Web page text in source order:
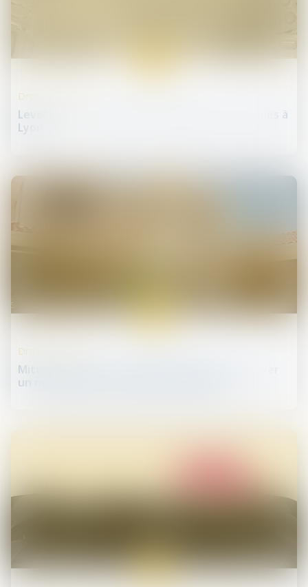
Levothyrox : ouverture d'un procès hors normes à
Lyon
Droit de la santé
Mitoyenneté : chacun des voisins peut surélever
un mur mitoyen de sa propre initiative
Droit immobilier